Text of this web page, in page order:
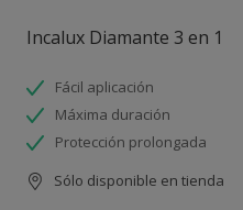
Incalux Diamante 3 en 1
Fácil aplicación
Máxima duración
Protección prolongada
Sólo disponible en tienda